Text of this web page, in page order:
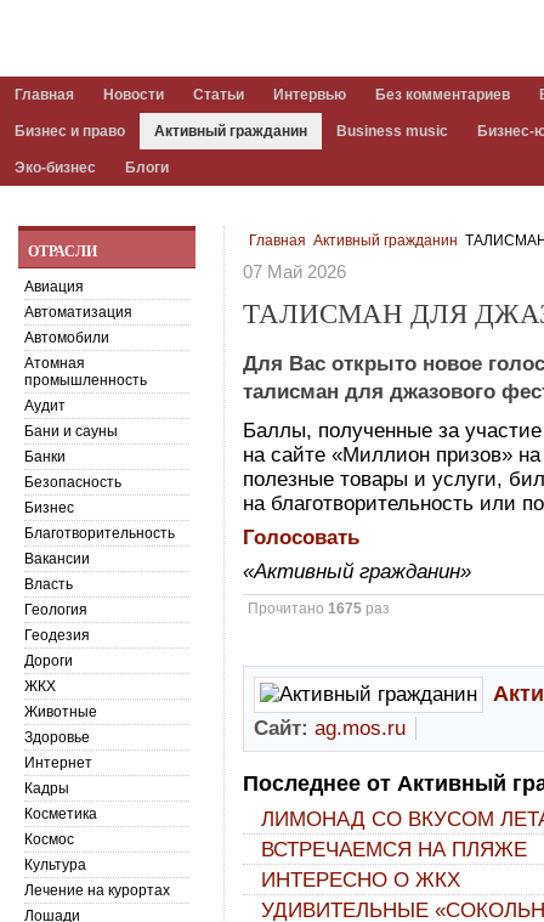
Главная Новости Статьи Интервью Без комментариев
Бизнес и право Активный гражданин Business music Бизнес-
Эко-бизнес Блоги
Главная Активный гражданин
07 Май 2026
ТАЛИСМАН ДЛЯ
Для Вас открыто новое
талисман для джазового
Баллы, полученные за
на сайте «Миллион призов»
полезные товары и услуги,
на благотворительность или
Голосовать
«Активный гражданин»
Прочитано1675 раз
Сайт:ag.mos.ru
Последнее от Активный
ЛИМОНАД СО ВКУСОМ
ВСТРЕЧАЕМСЯ НА ПЛЯЖЕ
ИНТЕРЕСНО О ЖКХ
УДИВИТЕЛЬНЫЕ
ОТРАСЛИ
Авиация
Автоматизация
Автомобили
Атомная
промышленность
Аудит
Бани и сауны
Банки
Безопасность
Бизнес
Благотворительность
Вакансии
Власть
Геология
Геодезия
Дороги
ЖКХ
Животные
Здоровье
Интернет
Кадры
Косметика
Космос
Культура
Лечение на курортах
Лошади